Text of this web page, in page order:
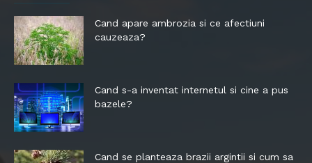
Cand apare ambrozia si ce afectiuni
cauzeaza?
Cand s-a inventat internetul si cine a pus
bazele?
Cand se planteaza brazii argintii si cum sa